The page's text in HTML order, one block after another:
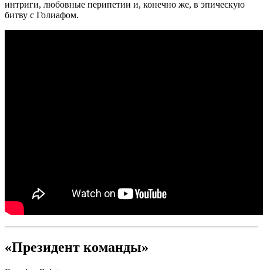
интриги, любовные перипетии и, конечно же, в эпическую
битву с Голиафом.
«Президент команды»